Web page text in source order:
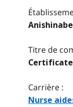
Titre de
Certificate
Carrière :
Nurse